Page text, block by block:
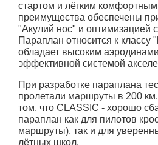
стартом и лёгким
преимущества обеспечены
"Акулий нос" и оптимизацией
Параплан относится к классу
обладает высоким
эффективной системой
При разработке параплана
пролетали маршруты в 200
том, что CLASSIC - хорошо
параплан как для пилотов
маршруты), так и для
лётных школ.